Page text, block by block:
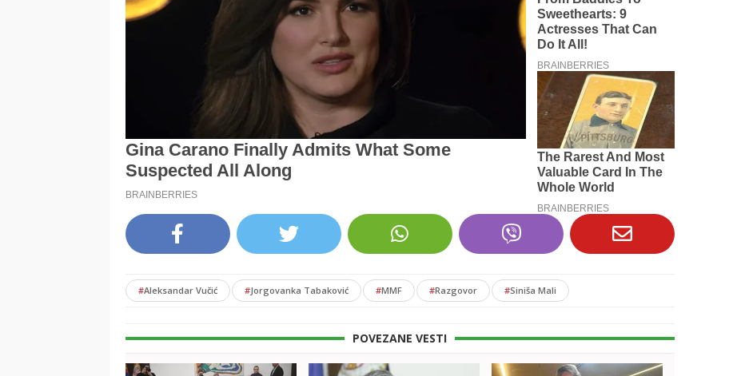
#Aleksandar Vučić #Jorgovanka Tabaković #MMF #Razgovor #Siniša Mali
POVEZANE VESTI